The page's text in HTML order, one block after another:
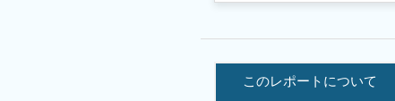
このレポートについて